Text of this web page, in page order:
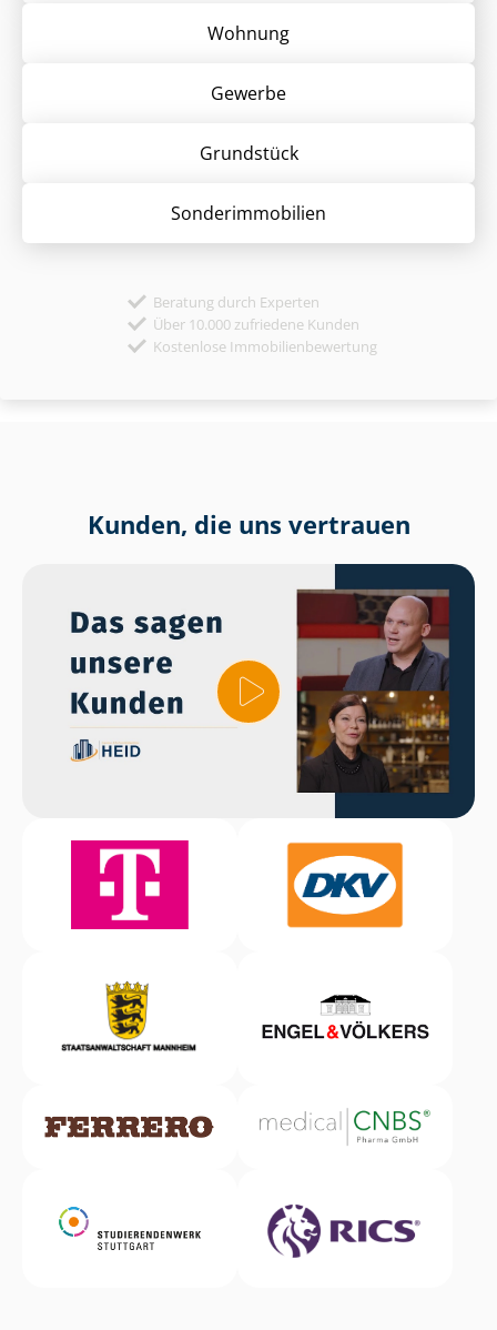
Wohnung
Gewerbe
Grund­stück
Sonder­immobilien
Beratung durch Experten
Über 10.000 zufriedene Kunden
Kostenlose Immobilienbewertung
Kunden, die uns vertrauen